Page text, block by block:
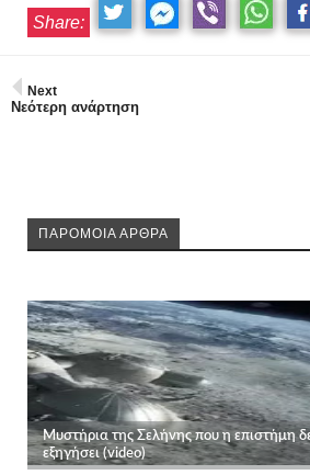
Share:
Next
Νεότερη ανάρτηση
ΠΑΡΟΜΟΙΑ ΑΡΘΡΑ